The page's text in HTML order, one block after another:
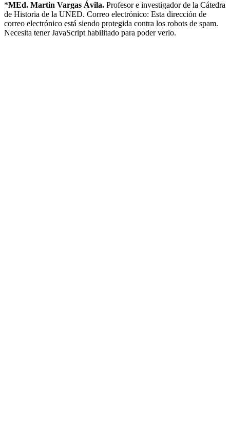
*MEd. Martin Vargas Ávila. Profesor e investigador de la Cátedra
de Historia de la UNED. Correo electrónico: Esta dirección de
correo electrónico está siendo protegida contra los robots de spam.
Necesita tener JavaScript habilitado para poder verlo.